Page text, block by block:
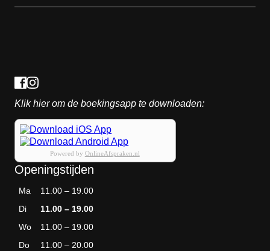
Klik hier om de boekingsapp te downloaden:
Powered by OnlineAfspraken.nl
Openingstijden
Ma
11.00 – 19.00
Di
11.00 – 19.00
Wo
11.00 – 19.00
Do
11.00 – 20.00